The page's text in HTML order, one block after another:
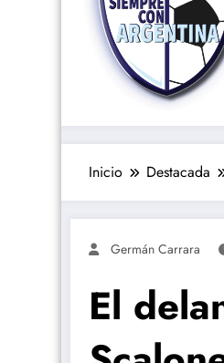
Inicio Destacada
Germán Carrara
El